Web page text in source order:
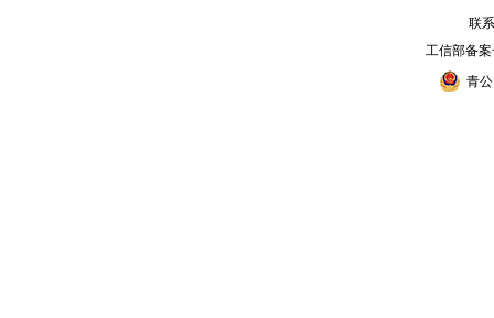
联
工信部备
青公